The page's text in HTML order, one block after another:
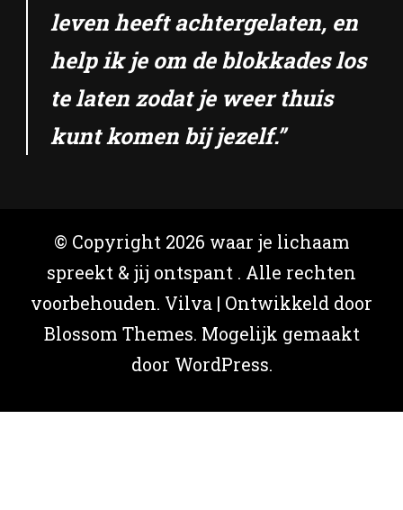
leven heeft achtergelaten, en
help ik je om de blokkades los
te laten zodat je weer thuis
kunt komen bij jezelf.”
© Copyright 2026 waar je lichaam
spreekt & jij ontspant . Alle rechten
voorbehouden. Vilva | Ontwikkeld door
Blossom Themes. Mogelijk gemaakt
door WordPress.